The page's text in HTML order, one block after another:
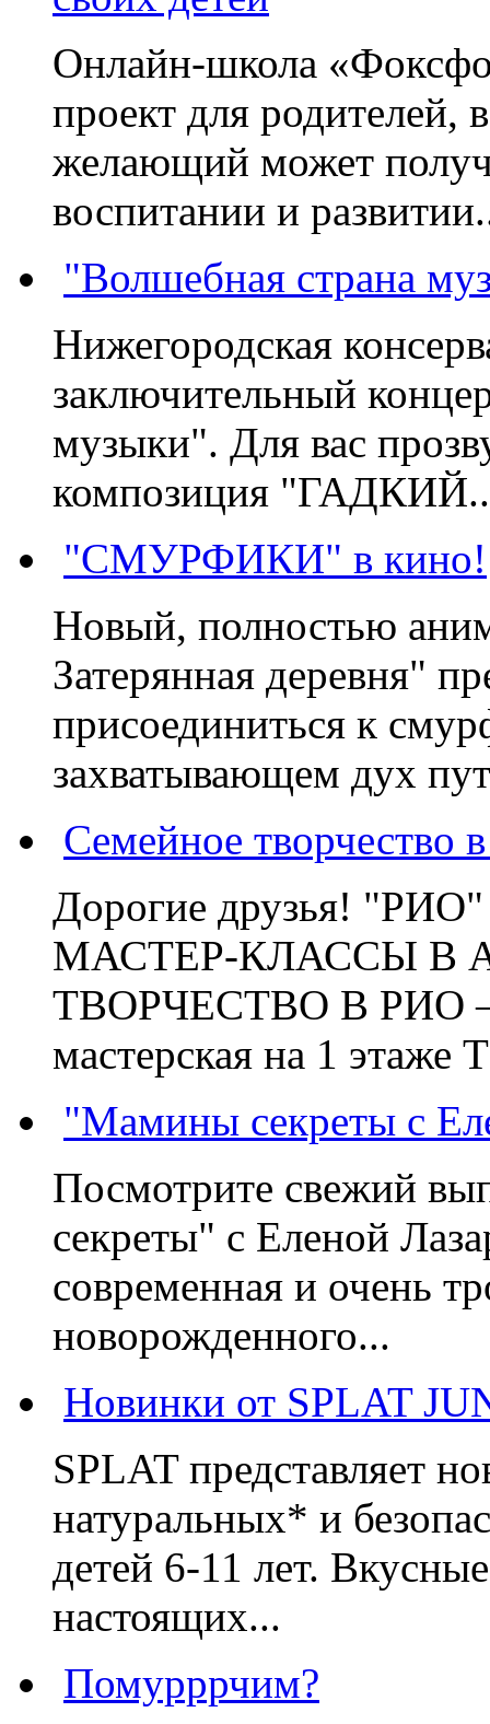
Онлайн-школа
проект для родителей,
желающий может
воспитании и
"Волшебная страна
Нижегородская
заключительный
музыки". Для вас
композиция
"СМУРФИКИ" в кино!
Новый, полностью
Затерянная деревня"
присоединиться к
захватывающем дух
Семейное творчество
Дорогие друзья!
МАСТЕР-КЛАССЫ В
ТВОРЧЕСТВО В РИО –
мастерская на 1
"Мамины секреты с
Посмотрите свежий
секреты" с Еленой
современная и очень
новорожденного...
Новинки от SPLAT
SPLAT представляет
натуральных* и
детей 6-11 лет.
настоящих...
Помурррчим?